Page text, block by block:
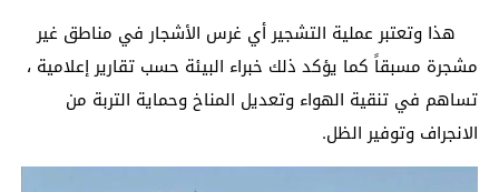
هذا وتعتبر عملية التشجير أي غرس الأشجار في مناطق غير
مشجرة مسبقاً كما يؤكد ذلك خبراء البيئة حسب تقارير إعلامية ،
تساهم في تنقية الهواء وتعديل المناخ وحماية التربة من
الانجراف وتوفير الظل.